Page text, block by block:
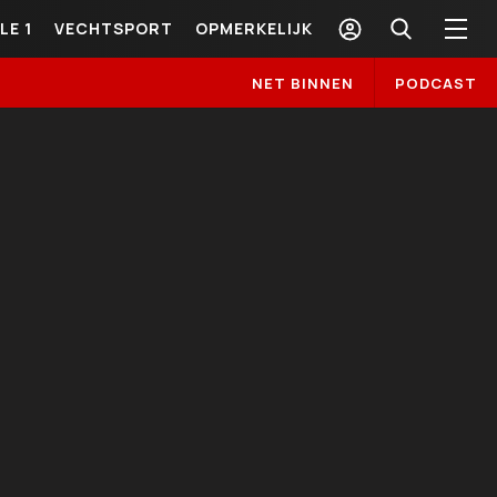
1 VECHTSPORT OPMERKELIJK
NET BINNEN PODCAST